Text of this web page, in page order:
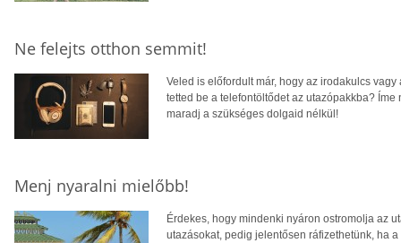
Ne felejts otthon semmit!
Veled is előfordult már, hogy az irodakulcs
tetted be a telefontöltődet az utazópakkba?
maradj a szükséges dolgaid nélkül!
Menj nyaralni mielőbb!
Érdekes, hogy mindenki nyáron ostromolja az
utazásokat, pedig jelentősen ráfizethetünk, ha